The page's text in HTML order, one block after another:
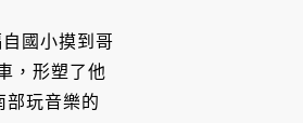
國小摸到哥
，形塑了他
部玩音樂的